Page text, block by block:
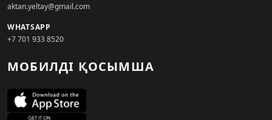
aktan.yeltay@gmail.com
WHATSAPP
+7 701 933 8520
МОБИЛДІ ҚОСЫМША